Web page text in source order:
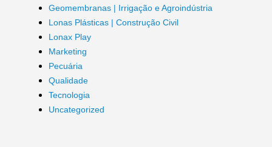
Geomembranas | Irrigação e Agroindústria
Lonas Plásticas | Construção Civil
Lonax Play
Marketing
Pecuária
Qualidade
Tecnologia
Uncategorized